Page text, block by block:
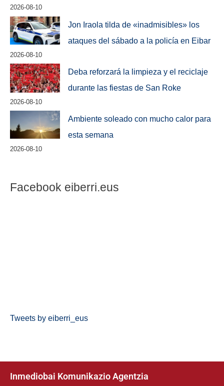
2026-08-10
Jon Iraola tilda de «inadmisibles» los
ataques del sábado a la policía en Eibar
2026-08-10
Deba reforzará la limpieza y el reciclaje
durante las fiestas de San Roke
2026-08-10
Ambiente soleado con mucho calor para
esta semana
2026-08-10
Facebook eiberri.eus
Tweets by eiberri_eus
Inmediobai Komunikazio Agentzia